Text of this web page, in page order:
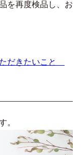
を再度検品し、お
だきたいこと
。